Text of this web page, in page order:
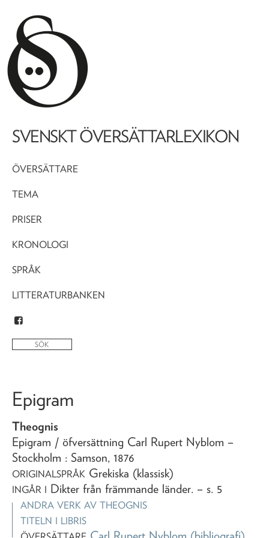
SVENSKT ÖVERSÄTTARLEXIKON
ÖVERSÄTTARE
TEMA
PRISER
KRONOLOGI
SPRÅK
LITTERATURBANKEN
Epigram
Theognis
Epigram / öfversättning Carl Rupert Nyblom –
Stockholm : Samson, 1876
ORIGINALSPRÅK Grekiska (klassisk)
INGÅR I Dikter från främmande länder. – s. 5
ANDRA VERK AV THEOGNIS
TITELN I LIBRIS